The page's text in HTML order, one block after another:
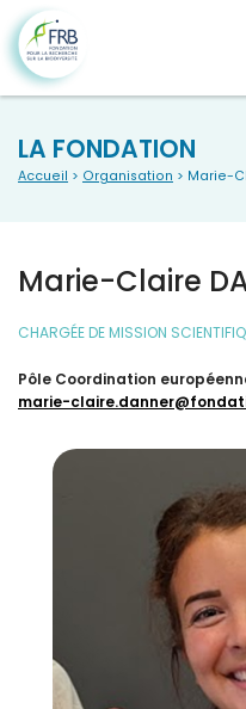
LA FONDATION
Accueil > Organisation > Marie-
Marie-Claire
CHARGÉE DE MISSION
Pôle Coordination
marie-